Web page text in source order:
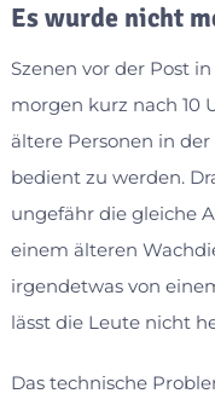
Es wurde nicht
Szenen vor der Post
morgen kurz nach 10
ältere Personen in
bedient zu werden.
ungefähr die gleiche
einem älteren
irgendetwas von
lässt die Leute nicht
Das technische